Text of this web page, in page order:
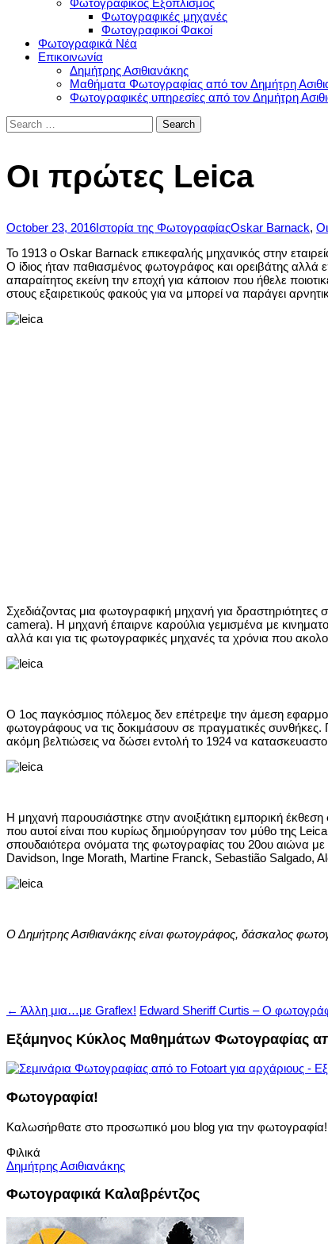
Φωτογραφικός Εξοπλισμός
Φωτογραφικές μηχανές
Φωτογραφικοί Φακοί
Φωτογραφικά Νέα
Επικοινωνία
Δημήτρης Ασιθιανάκης
Μαθήματα Φωτογραφίας από τον Δημήτρη
Φωτογραφικές υπηρεσίες από τον Δημήτρη
Search
for:
Οι πρώτες Leica
October 23, 2016Ιστορία της ΦωτογραφίαςOskar Barnack,
Το 1913 ο Oskar Barnack επικεφαλής μηχανικός στην
Ο ίδιος ήταν παθιασμένος φωτογράφος και ορειβάτης
απαραίτητος εκείνη την εποχή για κάποιον που ήθελε
στους εξαιρετικούς φακούς για να μπορεί να παράγει
Σχεδιάζοντας μια φωτογραφική μηχανή για
camera). H μηχανή έπαιρνε καρούλια γεμισμένα με
αλλά και για τις φωτογραφικές μηχανές τα χρόνια που
Ο 1ος παγκόσμιος πόλεμος δεν επέτρεψε την άμεση
φωτογράφους να τις δοκιμάσουν σε πραγματικές
ακόμη βελτιώσεις να δώσει εντολή το 1924 να
Η μηχανή παρουσιάστηκε στην ανοιξιάτικη εμπορική
που αυτοί είναι που κυρίως δημιούργησαν τον μύθο της
σπουδαιότερα ονόματα της φωτογραφίας του 20ου αιώνα
Davidson, Inge Morath, Martine Franck, Sebastião Salgado,
Ο Δημήτρης Ασιθιανάκης είναι φωτογράφος, δάσκαλος
Post
navigation
← Άλλη μια…με Graflex! Edward Sheriff Curtis – Ο
Εξάμηνος Κύκλος Μαθημάτων Φωτογραφίας
Φωτογραφία!
Καλωσήρθατε στο προσωπικό μου blog για την φωτογραφία!
Φιλικά
Δημήτρης Ασιθιανάκης
Φωτογραφικά Καλαβρέντζος